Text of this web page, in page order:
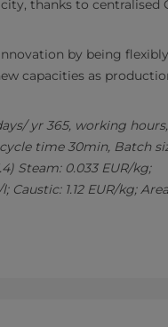
thanks to centralised
by being flexibly
capacities as
yr 365, working
time 30min, Batch
Steam: 0.033 EUR/kg;
1.12 EUR/kg;